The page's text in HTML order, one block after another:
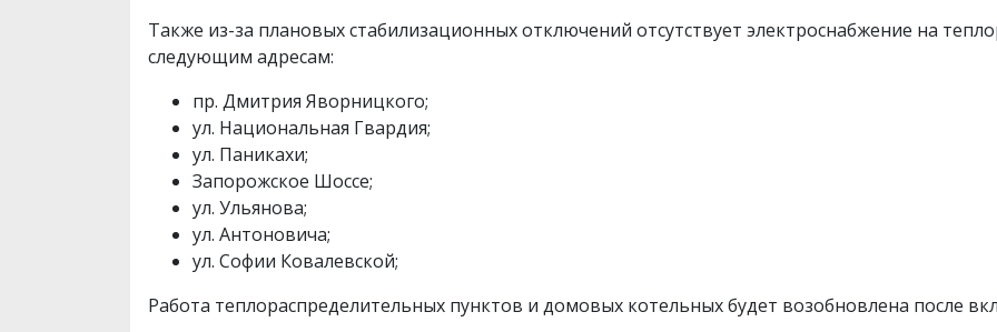
Также из-за плановых стабилизационных отключений отсутствует электроснабжение на
следующим адресам:
пр. Дмитрия Яворницкого;
ул. Национальная Гвардия;
ул. Паникахи;
Запорожское Шоссе;
ул. Ульянова;
ул. Антоновича;
ул. Софии Ковалевской;
Работа теплораспределительных пунктов и домовых котельных будет возобновлена после